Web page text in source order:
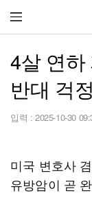
4살 연하
반대 걱
입력 : 2025-10-30
미국 변호사
유방암이 곧